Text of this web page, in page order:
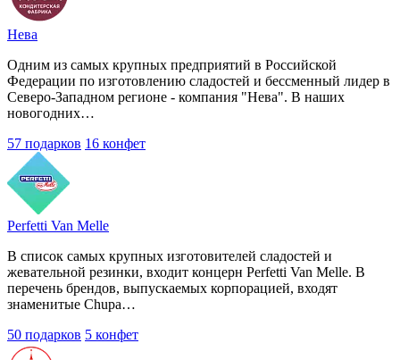
Нева
Одним из самых крупных предприятий в Российской
Федерации по изготовлению сладостей и бессменный лидер в
Северо-Западном регионе - компания "Нева". В наших
новогодних…
57 подарков 16 конфет
Perfetti Van Melle
В список самых крупных изготовителей сладостей и
жевательной резинки, входит концерн Perfetti Van Melle. В
перечень брендов, выпускаемых корпорацией, входят
знаменитые Chupa…
50 подарков 5 конфет